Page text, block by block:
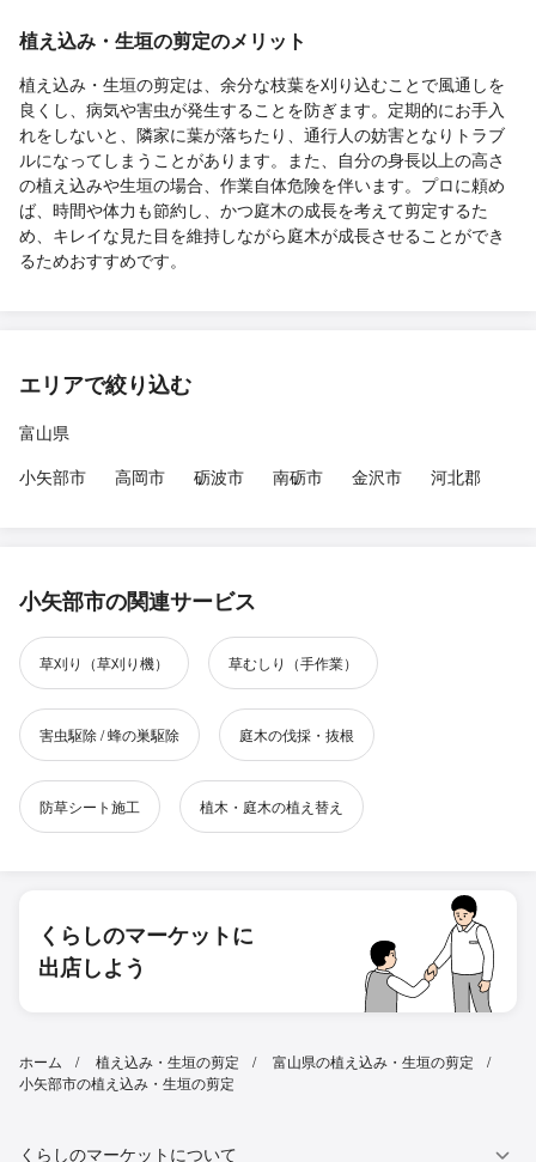
植え込み・生垣の剪定のメリット
植え込み・生垣の剪定は、余分な枝葉を刈り込むことで風通しを
良くし、病気や害虫が発生することを防ぎます。定期的にお手入
れをしないと、隣家に葉が落ちたり、通行人の妨害となりトラブ
ルになってしまうことがあります。また、自分の身長以上の高さ
の植え込みや生垣の場合、作業自体危険を伴います。プロに頼め
ば、時間や体力も節約し、かつ庭木の成長を考えて剪定するた
め、キレイな見た目を維持しながら庭木が成長させることができ
るためおすすめです。
エリアで絞り込む
富山県
小矢部市
高岡市 砺波市 南砺市 金沢市 河北郡
小矢部市の関連サービス
草刈り（草刈り機） 草むしり（手作業）
害虫駆除 / 蜂の巣駆除 庭木の伐採・抜根
防草シート施工 植木・庭木の植え替え
くらしのマーケットに
出店しよう
ホーム 植え込み・生垣の剪定
富山県の植え込み・生垣の剪定
小矢部市の植え込み・生垣の剪定
くらしのマーケットについて